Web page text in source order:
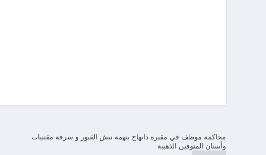
محاكمة موظف في مقبرة دانهاخ بتهمة نبش القبور و سرقة مقتنيات
وأسنان المتوفين الذهبية